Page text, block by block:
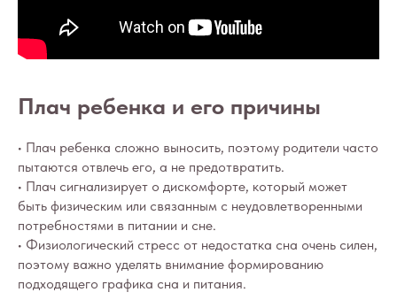
Плач ребенка и его причины
• Плач ребенка сложно выносить, поэтому родители часто
пытаются отвлечь его, а не предотвратить.
• Плач сигнализирует о дискомфорте, который может
быть физическим или связанным с неудовлетворенными
потребностями в питании и сне.
• Физиологический стресс от недостатка сна очень силен,
поэтому важно уделять внимание формированию
подходящего графика сна и питания.